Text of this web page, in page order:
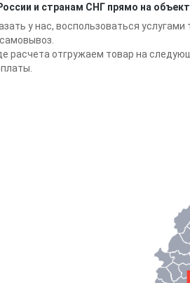
и странам СНГ прямо на объект
у нас, воспользоваться
расчета отгружаем товар на